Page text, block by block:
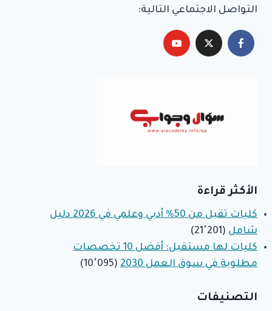
التواصل الاجتماعي التالية:
الأكثر قراءة
كليات تقبل من 50% أدبي وعلمي في 2026 دليل
شامل (21٬201)
كليات لها مستقبل: أفضل 10 تخصصات
مطلوبة في سوق العمل 2030
(10٬095)
التصنيفات